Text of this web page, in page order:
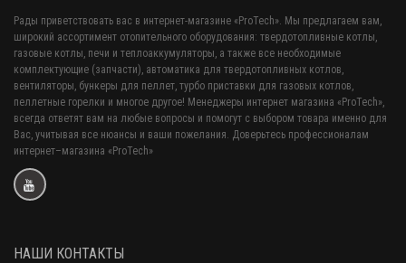
Рады приветствовать вас в интернет-магазине «ProTech». Мы предлагаем вам,
широкий ассортимент отопительного оборудования: твердотопливные котлы,
газовые котлы, печи и теплоаккумуляторы, а также все необходимые
комплектующие (запчасти), автоматика для твердотопливных котлов,
вентиляторы, бункеры для пеллет, турбо приставки для газовых котлов,
пеллетные горелки и многое другое! Менеджеры интернет магазина «ProTech»,
всегда ответят вам на любые вопросы и помогут с выбором товара именно для
Вас, учитывая все нюансы и ваши пожелания. Доверьтесь профессионалам
интернет–магазина «ProTech»
НАШИ КОНТАКТЫ